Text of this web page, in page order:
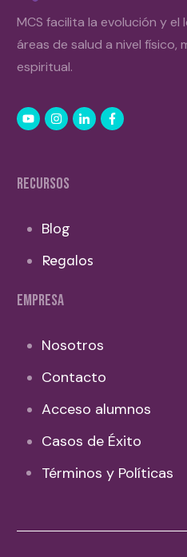
MCS facilita la evolución y
áreas de salud a nivel físico,
espiritual.
RECURSOS
Blog
Regalos
EMPRESA
Nosotros
Contacto
Acceso alumnos
Casos de Éxito
Términos y Políticas